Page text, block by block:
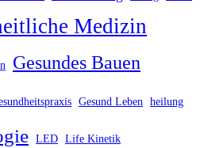
Medizin
Gesundes Bauen
Gesund Leben heilung
LED Life Kinetik